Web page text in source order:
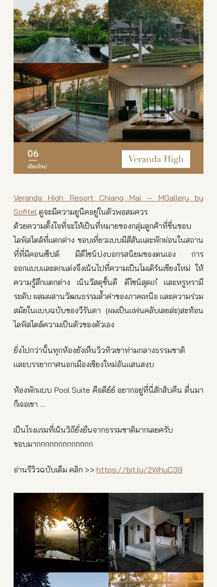
Veranda High Resort Chiang Mai – MGallery by
Sofitel ดูจะมีความยูนีคอยู่ในตัวพอสมควร
ด้วยความตั้งใจที่จะให้เป็นที่หมายของกลุ่มลูกค้าที่ชื่นชอบ
ไลฟ์สไตล์ที่แตกต่าง ชอบเที่ยวแบบมีสีสันและพักผ่อนในสถาน
ที่ที่มีคอนเซ็ปต์ มีดีไซน์บ่งบอกรสนิยมของตนเอง การ
ออกแบบและตกแต่งจึงเน้นไปที่ความเป็นโมเดิร์นเชียงใหม่ ให้
ความรู้สึกแตกต่าง เน้นวัสดุชั้นดี ดีไซน์สุดเก๋ และหรูหรามี
ระดับ ผสมผสานวัฒนธรรมล้ำค่าของภาคเหนือ และความร่วม
สมัยในแบบฉบับของวีรันดา (ผมเป็นแฟนคลับเลยล่ะ)สะท้อน
ไลฟ์สไตล์ความเป็นตัวของตัวเอง
ยิ่งไปกว่านั้นทุกห้องยังเห็นวิวทิวเขาท่ามกลางธรรมชาติ
และบรรยากาศนอกเมืองเชียงใหม่อันแสนสงบ
ห้องพักแบบ Pool Suite คือดีย์ย์ อยากอยู่ที่นี่สักสิบคืน ตื่นมา
ก็เจอเขา …
เป็นโรงแรมที่เน้นวิถียั่งยืนจากธรรมชาติมากเลยครับ
ชอบมากกกกกกกกกกกกก
อ่านรีวิวฉบับเต็ม คลิก >> https://bit.ly/2WhuC39